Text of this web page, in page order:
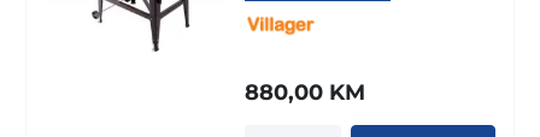
880,00 KM